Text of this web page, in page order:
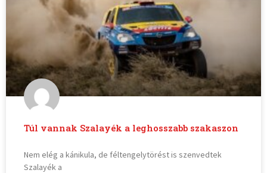
Túl vannak Szalayék a leghosszabb szakaszon
Nem elég a kánikula, de féltengelytörést is szenvedtek
Szalayék a